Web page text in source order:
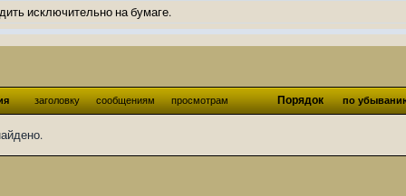
исключительно на бумаге.
и Ангелы из Ада были и будут только на бумаге.
Ангелов из Ада, а в электронном варианте нету вариантов?
какие, подскажите пожалуйста?)
аболетов на бусти:
заголовку сообщениям просмотрам Порядок по